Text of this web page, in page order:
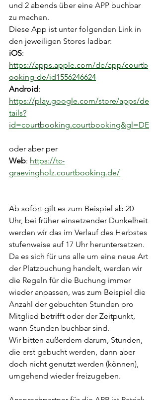
und 2 abends über eine APP buchbar
zu machen.
Diese App ist unter folgenden Link in
den jeweiligen Stores ladbar:
iOS:
https://apps.apple.com/de/app/courtb
ooking-de/id1556246624
Android:
https://play.google.com/store/apps/de
tails?
id=courtbooking.courtbooking&gl=DE
oder aber per
Web: https://tc-
graevingholz.courtbooking.de/
Ab sofort gilt es zum Beispiel ab 20
Uhr, bei früher einsetzender Dunkelheit
werden wir das im Verlauf des Herbstes
stufenweise auf 17 Uhr heruntersetzen.
Da es sich für uns alle um eine neue Art
der Platzbuchung handelt, werden wir
die Regeln für die Buchung immer
wieder anpassen, was zum Beispiel die
Anzahl der gebuchten Stunden pro
Mitglied betrifft oder der Zeitpunkt,
wann Stunden buchbar sind.
Wir bitten außerdem darum, Stunden,
die erst gebucht werden, dann aber
doch nicht genutzt werden (können),
umgehend wieder freizugeben.